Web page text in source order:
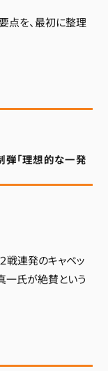
点を、最初に整理
弾「理想的な一発
戦連発のキャベッ
一氏が絶賛という